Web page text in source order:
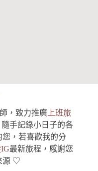
，致力推廣 上班旅
手記錄小日子的各
，若喜歡我的分
最新旅程，感謝您
源 ♡